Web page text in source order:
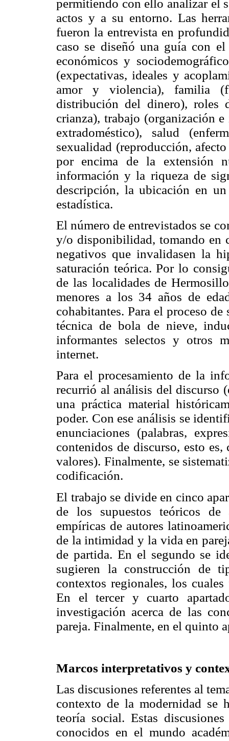
permitiendo con ello analizar el
actos y a su entorno. Las
fueron la entrevista en
caso se diseñó una guía con
económicos y
(expectativas, ideales y
amor y violencia), familia
distribución del dinero), roles
crianza), trabajo (organización
extradoméstico), salud
sexualidad (reproducción,
por encima de la extensión
información y la riqueza de
descripción, la ubicación en
estadística.
El número de entrevistados se
y/o disponibilidad, tomando en
negativos que invalidasen la
saturación teórica. Por lo
de las localidades de
menores a los 34 años de
cohabitantes. Para el proceso
técnica de bola de nieve,
informantes selectos y otros
internet.
Para el procesamiento de la
recurrió al análisis del discurso
una práctica material
poder. Con ese análisis se
enunciaciones (palabras,
contenidos de discurso, esto es,
valores). Finalmente, se
codificación.
El trabajo se divide en cinco
de los supuestos teóricos de
empíricas de autores
de la intimidad y la vida en
de partida. En el segundo se
sugieren la construcción de
contextos regionales, los
En el tercer y cuarto
investigación acerca de las
pareja. Finalmente, en el quinto
Marcos interpretativos y
Las discusiones referentes al
contexto de la modernidad se
teoría social. Estas
conocidos en el mundo